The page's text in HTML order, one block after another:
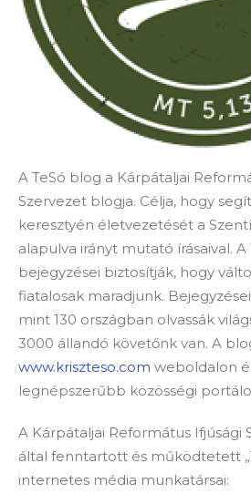
A TeSó blog a Kárpátaljai
Szervezet blogja. Célja, hogy
keresztyén életvezetését a
alapulva irányt mutató írásaival. A
bejegyzései biztosítják, hogy
fiatalosak maradjunk.
mint 130 országban olvassák
3000 állandó követőnk van. A
www.kriszteso.com weboldalon
legnépszerűbb közösségi
A Kárpátaljai Református Ifjúsági
által fenntartott és működtetett
internetes média munkatársai: